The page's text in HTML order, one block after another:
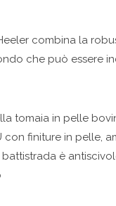
combina la
che può essere
tomaia in pelle
con finiture in pelle,
è